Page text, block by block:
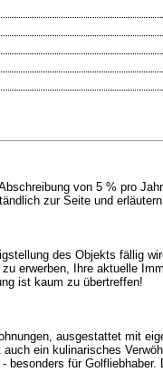
von 5 % pro
zur Seite und
des Objekts fällig
erwerben, Ihre aktuelle
ist kaum zu übertreffen!
ausgestattet mit
ein kulinarisches
für Golfliebhaber.